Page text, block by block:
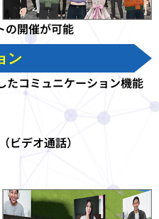
の開催が可能
ン
たコミュニケーション機能
デオ通話）